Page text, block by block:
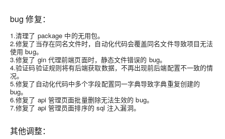
bug 修复：
1.清理了 package 中的无用包。
2.修复了当存在同名文件时，自动化代码会覆盖同名文件导致项目无法
使用 bug。
3.修复了 gin 代理前端页面时，静态文件错误的 bug。
4.验证码验证规则将有后端获取数据，不再出现前后端配置不一致的情
况。
5.修复了自动化代码中多个字段配置同一字典导致字典重复创建的
bug。
6.修复了 api 管理页面批量删除无法生效的 bug。
7.修复了 api 管理员面排序的 sql 注入漏洞。
其他调整：